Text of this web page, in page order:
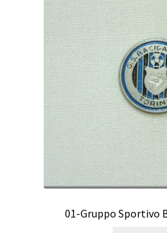
01-Gruppo Sportivo